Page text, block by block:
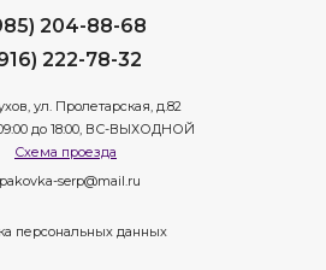
204-88-68
222-78-32
ул. Пролетарская, д.82
до 18:00, ВС-ВЫХОДНОЙ
Схема проезда
serp@mail.ru
персональных данных